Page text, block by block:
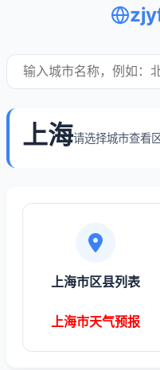
上海请选择城市查看
上海市区县列表
上海市天气预报